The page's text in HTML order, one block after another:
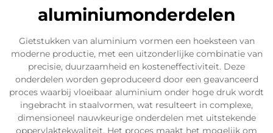
aluminiumonderdelen
Gietstukken van aluminium vormen een hoeksteen van
moderne productie, met een uitzonderlijke combinatie van
precisie, duurzaamheid en kosteneffectiviteit. Deze
onderdelen worden geproduceerd door een geavanceerd
proces waarbij vloeibaar aluminium onder hoge druk wordt
ingebracht in staalvormen, wat resulteert in complexe,
dimensioneel nauwkeurige onderdelen met uitstekende
oppervlaktekwaliteit. Het proces maakt het mogelijk om